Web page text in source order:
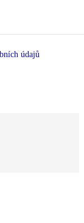
údajů